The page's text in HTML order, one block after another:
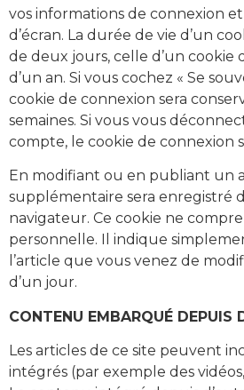
vos informations de connexion
d’écran. La durée de vie d’un
de deux jours, celle d’un cookie
d’un an. Si vous cochez « Se
cookie de connexion sera
semaines. Si vous vous
compte, le cookie de connexion
En modifiant ou en publiant un
supplémentaire sera enregistré
navigateur. Ce cookie ne
personnelle. Il indique
l’article que vous venez de
d’un jour.
CONTENU EMBARQUÉ DEPUIS
Les articles de ce site peuvent
intégrés (par exemple des